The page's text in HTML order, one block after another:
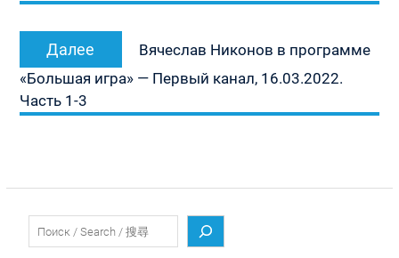
Далее
запись:
Вячеслав Никонов в программе
«Большая игра» — Первый канал, 16.03.2022.
Часть 1-3